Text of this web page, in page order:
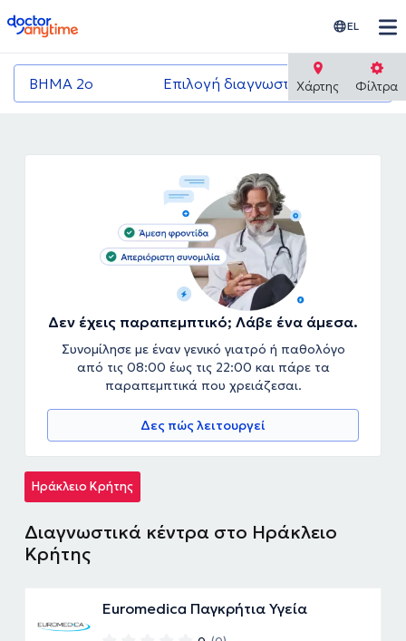
doctoranytime EL
ΒΗΜΑ 2ο Επιλογή διαγνωστικού κέντρου
Χάρτης Φίλτρα
Δεν έχεις παραπεμπτικό; Λάβε ένα άμεσα.
Συνομίλησε με έναν γενικό γιατρό ή παθολόγο
από τις 08:00 έως τις 22:00 και πάρε τα
παραπεμπτικά που χρειάζεσαι.
Δες πώς λειτουργεί
Ηράκλειο Κρήτης
Διαγνωστικά κέντρα στο Ηράκλειο
Κρήτης
Euromedica Παγκρήτια Υγεία